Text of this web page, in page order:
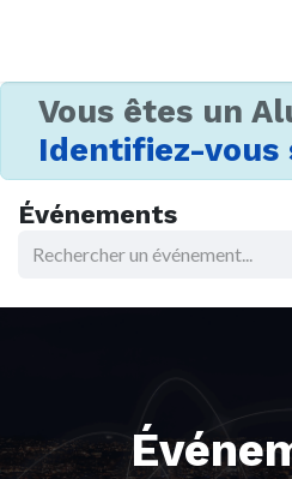
Vous êtes un
Identifiez-vous
Événements